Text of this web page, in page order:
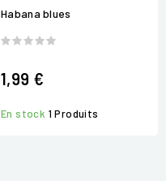
Habana blues
1,99 €
En stock 1 Produits